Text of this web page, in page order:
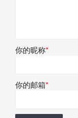
你的昵称*
你的邮箱*